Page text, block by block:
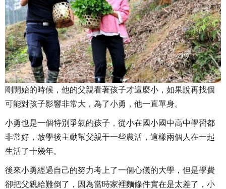
剛開始的時候，他的父親看著孩子才這麼小，如果說再找個
可能對孩子影響非常大，為了小勇，他一直單身。
小勇也是一個特別爭氣的孩子，從小在國小國中高中學習都
非常好，放學後主動幫父親干一些農活，這樣兩個人在一起
生活了十幾年。
後來小勇經過自己的努力考上了一個心儀的大學，但是學費
卻把父親給難倒了，因為當時家裡麵條件實在是太差了，小